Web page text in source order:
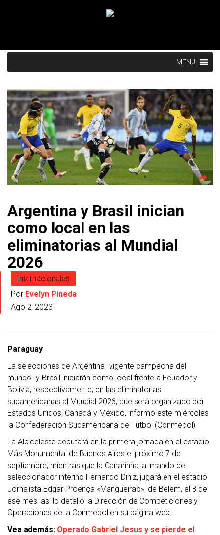
MENU
Argentina y Brasil inician
como local en las
eliminatorias al Mundial
2026
Internacionales
Por Evelyn Pineda
Ago 2, 2023
Paraguay
La selecciones de Argentina -vigente campeona del
mundo- y Brasil iniciarán como local frente a Ecuador y
Bolivia, respectivamente, en las eliminatorias
sudamericanas al Mundial 2026, que será organizado por
Estados Unidos, Canadá y México, informó este miércoles
la Confederación Sudamericana de Fútbol (Conmebol).
La Albiceleste debutará en la primera jornada en el estadio
Más Monumental de Buenos Aires el próximo 7 de
septiembre; mientras que la Canarinha, al mando del
seleccionador interino Fernando Diniz, jugará en el estadio
Jornalista Edgar Proença «Mangueirão», de Belem, el 8 de
ese mes, así lo detalló la Dirección de Competiciones y
Operaciones de la Conmebol en su página web.
Vea además: Operado Gabriel Jesus y se pierde el